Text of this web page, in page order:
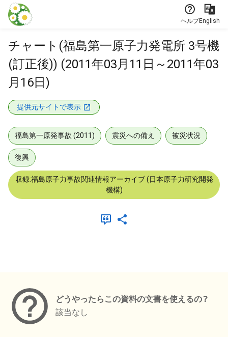
本文に飛ぶ
ヘルプEnglish
チャート(福島第一原子力発電所 3号機
(訂正後)) (2011年03月11日～2011年03
月16日)
提供元サイトで表示
福島第一原発事故 (2011) 震災への備え 被災状況
復興
収録:福島原子力事故関連情報アーカイブ (日本原子力研究開発
機構)
どうやったらこの資料の文書を使えるの？
該当なし